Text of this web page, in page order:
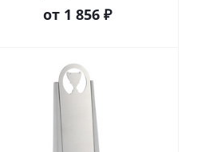
от 1 856 ₽